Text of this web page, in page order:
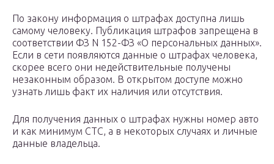
По закону информация о штрафах доступна лишь
самому человеку. Публикация штрафов запрещена в
соответствии ФЗ N 152-ФЗ «О персональных данных».
Если в сети появляются данные о штрафах человека,
скорее всего они недействительные получены
незаконным образом. В открытом доступе можно
узнать лишь факт их наличия или отсутствия.
Для получения данных о штрафах нужны номер авто
и как минимум СТС, а в некоторых случаях и личные
данные владельца.